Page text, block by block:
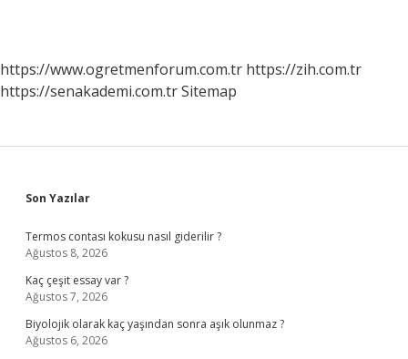
https://www.ogretmenforum.com.tr https://zih.com.tr
https://senakademi.com.trSitemap
Sidebar
Son Yazılar
Termos contası kokusu nasıl giderilir ?
Ağustos 8, 2026
Kaç çeşit essay var ?
Ağustos 7, 2026
Biyolojik olarak kaç yaşından sonra aşık olunmaz ?
Ağustos 6, 2026